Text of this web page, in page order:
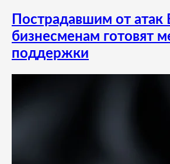
Пострадавшим от
бизнесменам готовят
поддержки